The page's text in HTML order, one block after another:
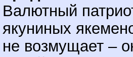
Валютный
якуниных
не возмущает –